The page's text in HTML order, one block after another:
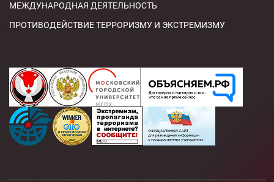
МЕЖДУНАРОДНАЯ ДЕЯТЕЛЬНОСТЬ
ПРОТИВОДЕЙСТВИЕ ТЕРРОРИЗМУ И ЭКСТРЕМИЗМУ